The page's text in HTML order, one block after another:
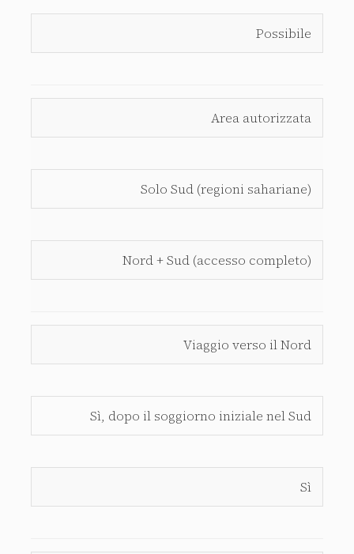
Possibile
Area autorizzata
Solo Sud (regioni sahariane)
Nord + Sud (accesso completo)
Viaggio verso il Nord
Sì, dopo il soggiorno iniziale nel Sud
Sì